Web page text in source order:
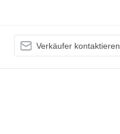
Verkäufer kontaktieren